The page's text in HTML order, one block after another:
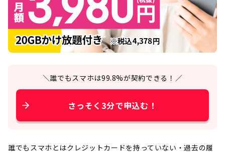
＼誰でもスマホは99.8%が契約できる！／
さっそく3分で申込む！
誰でもスマホとはクレジットカードを持っていない・過去の履